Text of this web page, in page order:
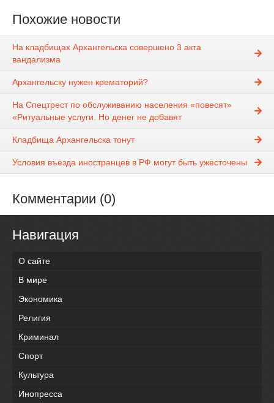
Похожие новости
На кладбищах Архангельска совершено 3 акта
вандализма
Архангельску нужен крематорий?
На Спецтрест по обслуживанию населения «повесят»
«Ритуальные услуги. Но денег не добавят
Кладбища Архангельска тонут
Условия въезда иностранцев в РФ могут быть ужесточены
Комментарии (0)
Навигация
О сайте
В мире
Экономика
Религия
Криминал
Спорт
Культура
Инопресса